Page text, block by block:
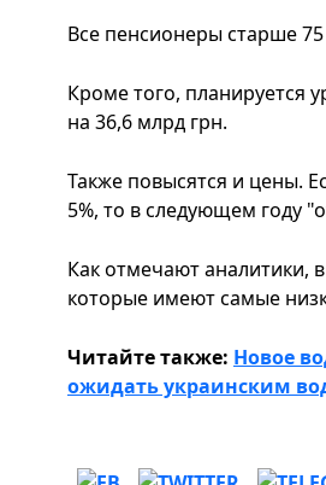
Все пенсионеры старше
Кроме того, планируется
на 36,6 млрд грн.
Также повысятся и цены.
5%, то в следующем году
Как отмечают аналитики,
которые имеют самые
Читайте также: Новое
ожидать украинским